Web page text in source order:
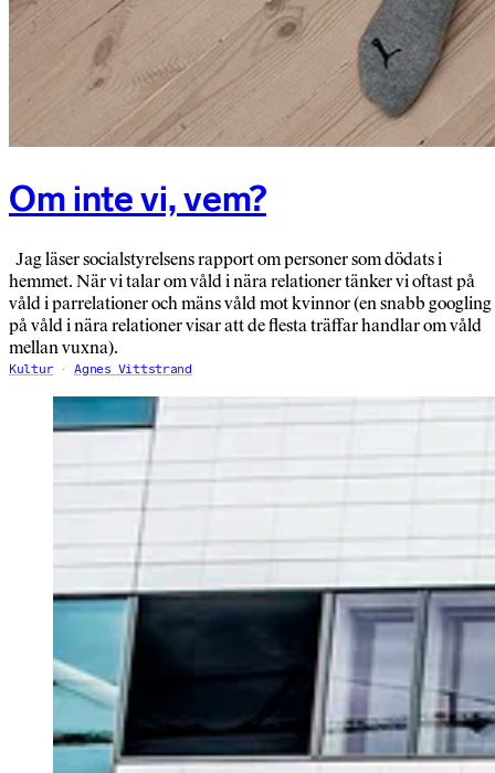
Om inte vi, vem?
Jag läser socialstyrelsens rapport om personer som dödats i
hemmet. När vi talar om våld i nära relationer tänker vi oftast på
våld i parrelationer och mäns våld mot kvinnor (en snabb googling
på våld i nära relationer visar att de flesta träffar handlar om våld
mellan vuxna).
Kultur Agnes Vittstrand